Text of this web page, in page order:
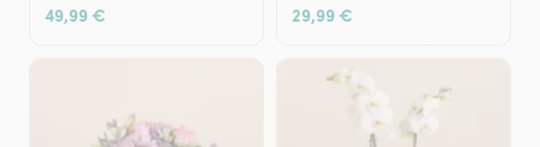
49,99 € 29,99 €